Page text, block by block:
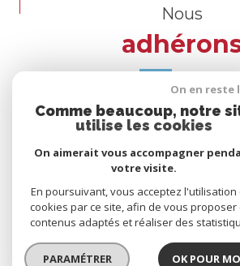
Nous
© 2026 | TOUS DROITS RÉSERVÉS | TRADUCTION
NOS HONORAIRES
PLAN DU SITE
NOS LIENS
POLITIQUE RGPD
On en reste
Comme beaucoup, notre
utilise les cookies
On aimerait vous accompagner
votre visite.
En poursuivant, vous acceptez l'utilisation
cookies par ce site, afin de vous proposer
contenus adaptés et réaliser des
PARAMÉTRER OK POUR